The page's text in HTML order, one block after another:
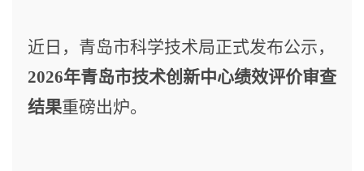
近日 ， 青岛市科学技术局正式发布公示，
2026年青岛市技术创新中心绩效评价审查
结果重磅出炉。